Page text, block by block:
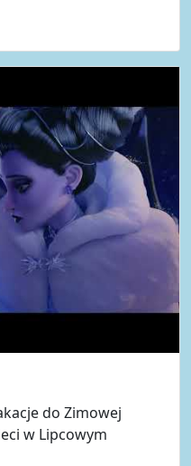
do Zimowej
w Lipcowym